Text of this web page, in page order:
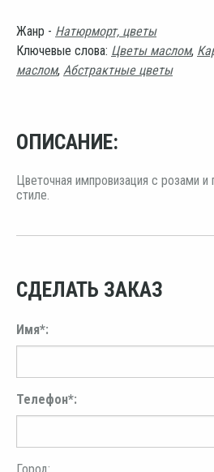
Жанр - Натюрморт, цветы
Ключевые слова: Цветы маслом,
маслом, Абстрактные цветы
ОПИСАНИЕ:
Цветочная импровизация с розами и
стиле.
СДЕЛАТЬ ЗАКАЗ
Имя*:
Телефон*:
Город: